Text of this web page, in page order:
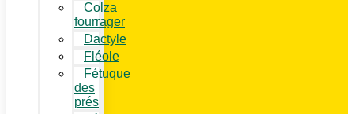
Colza
fourrager
Dactyle
Fléole
Fétuque
des
prés